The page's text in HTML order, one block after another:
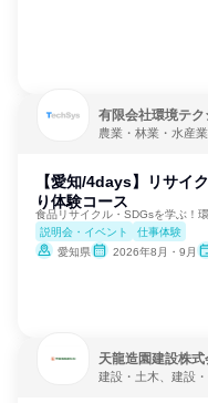
有限会社環境テク
農業・林業・水産業
【愛知/4days】リサイ
り体験コース
食品リサイクル・SDGsを学ぶ！
説明会・イベント
仕事体験
愛知県
2026年8月・9月
天龍造園建設株式
建設・土木、建設